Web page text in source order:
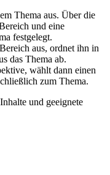
Thema aus. Über die
und eine
festgelegt.
aus, ordnet ihn in
das Thema ab.
wählt dann einen
zum Thema.
und geeignete